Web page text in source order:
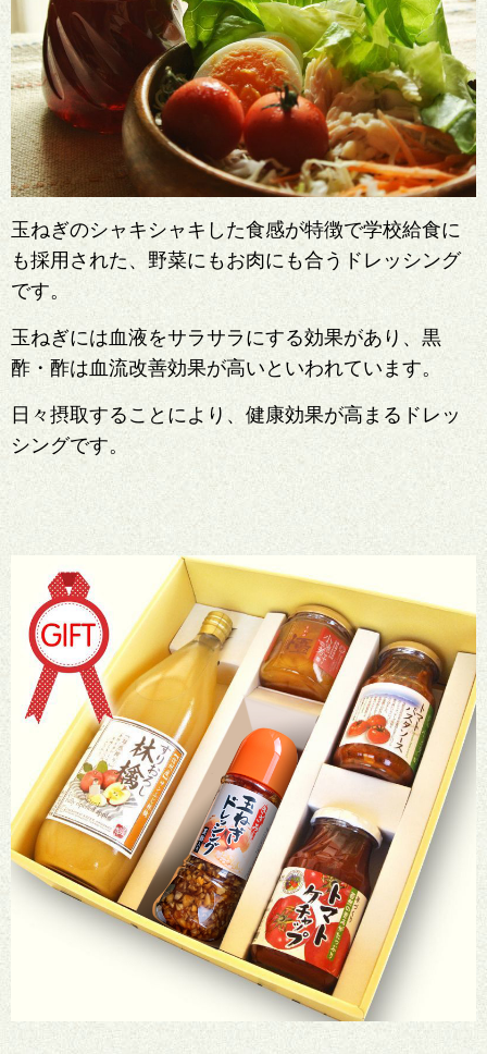
玉ねぎのシャキシャキした食感が特徴で学校給食に
も採用された、野菜にもお肉にも合うドレッシング
です。
玉ねぎには血液をサラサラにする効果があり、黒
酢・酢は血流改善効果が高いといわれています。
日々摂取することにより、健康効果が高まるドレッ
シングです。